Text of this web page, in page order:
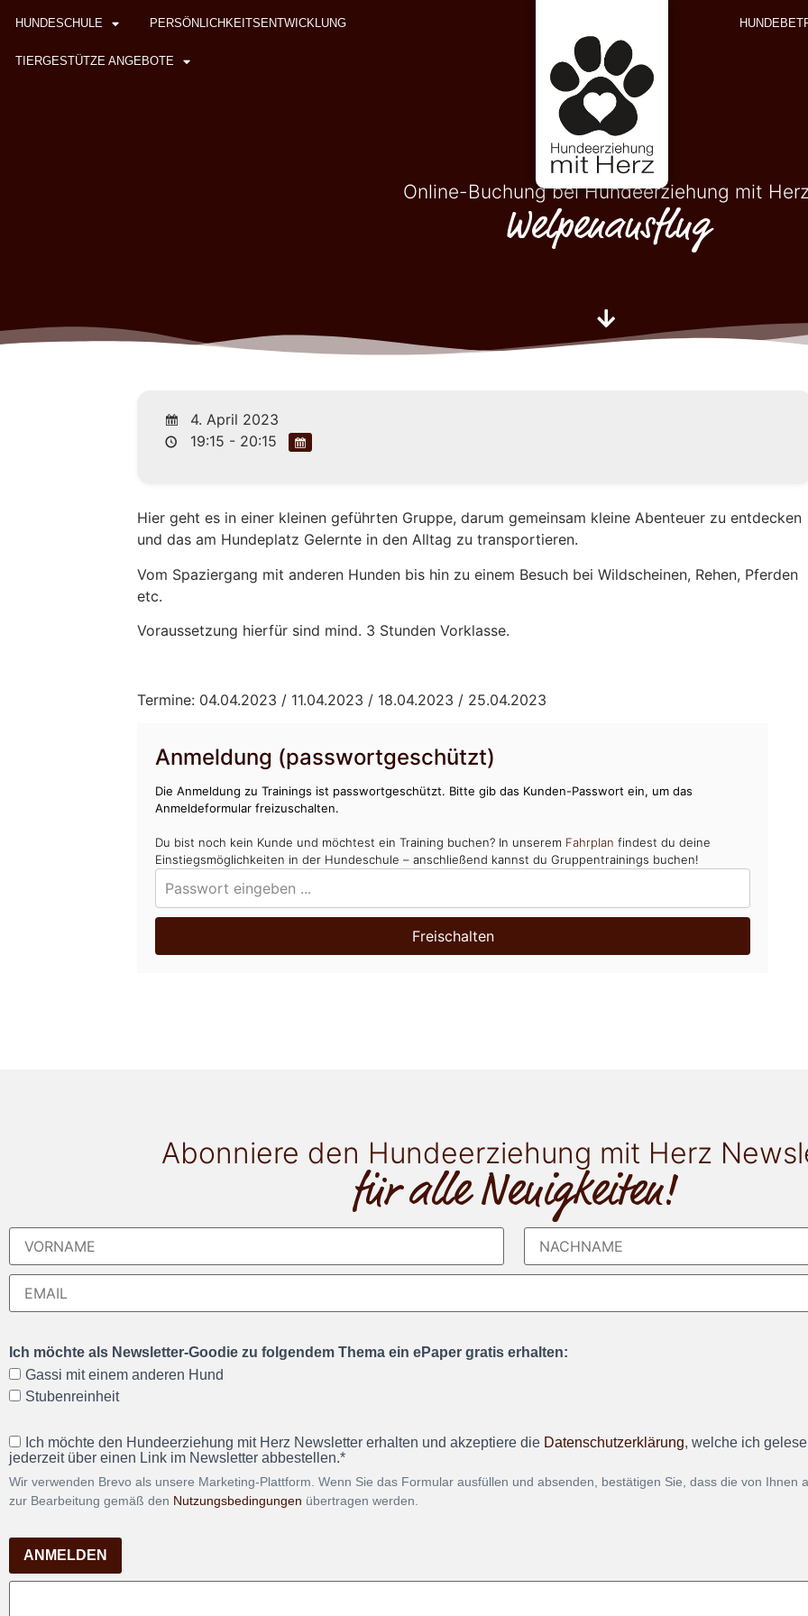
HUNDESCHULE PERSÖNLICHKEITSENTWICKLUNG
TIERGESTÜTZE ANGEBOTE
Online-Buchung bei Hundeerziehung mit Herz
Welpenausflug
4. April 2023
19:15 - 20:15
Hier geht es in einer kleinen geführten Gruppe, darum gemeinsam kleine Abenteuer zu entdecken
und das am Hundeplatz Gelernte in den Alltag zu transportieren.
Vom Spaziergang mit anderen Hunden bis hin zu einem Besuch bei Wildscheinen, Rehen, Pferden
etc.
Voraussetzung hierfür sind mind. 3 Stunden Vorklasse.
Termine: 04.04.2023 / 11.04.2023 / 18.04.2023 / 25.04.2023
Anmeldung (passwortgeschützt)
Die Anmeldung zu Trainings ist passwortgeschützt. Bitte gib das Kunden-Passwort ein, um das
Anmeldeformular freizuschalten.
Du bist noch kein Kunde und möchtest ein Training buchen? In unserem Fahrplan findest du deine
Einstiegsmöglichkeiten in der Hundeschule – anschließend kannst du Gruppentrainings buchen!
Freischalten
Abonniere den Hundeerziehung mit Herz
für alle Neuigkeiten!
Ich möchte als Newsletter-Goodie zu folgendem Thema ein ePaper gratis erhalten:
Gassi mit einem anderen Hund
Stubenreinheit
Ich möchte den Hundeerziehung mit Herz Newsletter erhalten und akzeptiere die Datenschutzerklärung, welche ich
jederzeit über einen Link im Newsletter abbestellen.*
Wir verwenden Brevo als unsere Marketing-Plattform. Wenn Sie das Formular ausfüllen und absenden, bestätigen Sie, dass die von Ihnen
zur Bearbeitung gemäß den Nutzungsbedingungen übertragen werden.
ANMELDEN